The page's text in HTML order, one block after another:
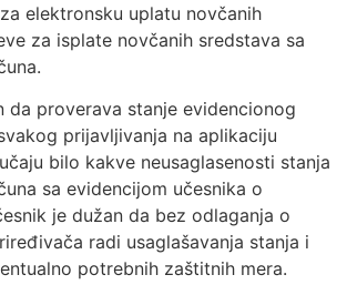
elektronsku uplatu novčanih
za isplate novčanih sredstava sa
da proverava stanje evidencionog
prijavljivanja na aplikaciju
bilo kakve neusaglasenosti stanja
sa evidencijom učesnika o
je dužan da bez odlaganja o
radi usaglašavanja stanja i
potrebnih zaštitnih mera.